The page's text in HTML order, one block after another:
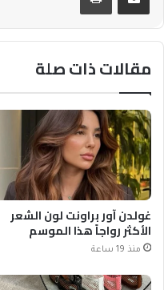
مقالات ذات صلة
غولدن آور براونت لون الشعر
الأكثر رواجاً هذا الموسم
منذ 19 ساعة